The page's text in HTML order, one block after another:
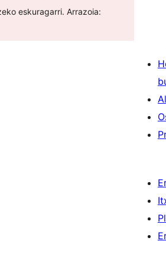
eskuragarri. Arrazoia: